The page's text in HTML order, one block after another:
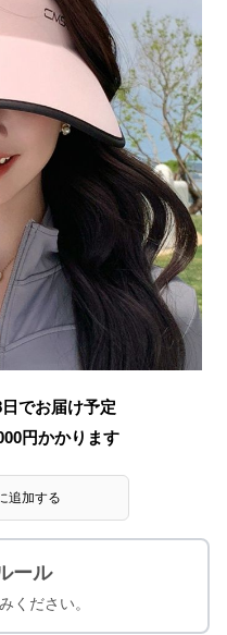
でお届け予定
円かかります
追加する
ール
ください。